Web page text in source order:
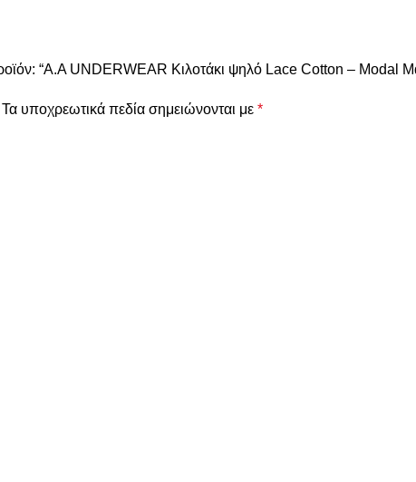
“A.A UNDERWEAR Κιλοτάκι ψηλό Lace Cotton – Modal
Τα υποχρεωτικά πεδία σημειώνονται με *